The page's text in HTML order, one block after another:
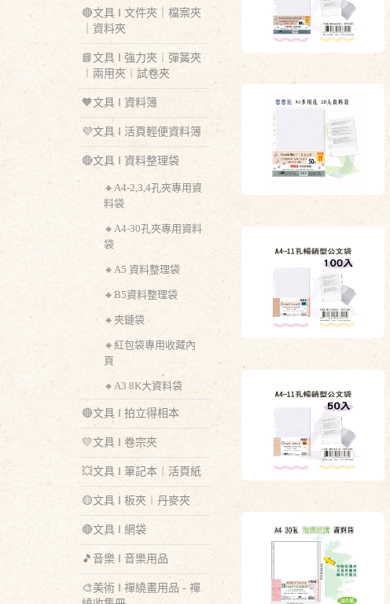
🔴文具 ‖ 文件夾｜檔案夾
｜資料夾
📘文具 ‖ 強力夾︱彈簧夾
︱兩用夾︱試卷夾
🧡文具 ‖ 資料簿
💜文具 ‖ 活頁輕便資料簿
🔴文具 ‖ 資料整理袋
🔸A4-2,3,4孔夾專用資
料袋
🔸A4-30孔夾專用資料
袋
🔸A5 資料整理袋
🔸B5資料整理袋
🔸夾鏈袋
🔸紅包袋專用收藏內
頁
🔸A3 8K大資料袋
🔴文具 ‖ 拍立得相本
💛文具 ‖ 卷宗夾
💥文具 ‖ 筆記本︱活頁紙
🟡文具 ‖ 板夾︱丹麥夾
🔴文具 ‖ 網袋
🎵音樂 ‖ 音樂用品
🎨美術 ‖ 禪繞畫用品 - 禪